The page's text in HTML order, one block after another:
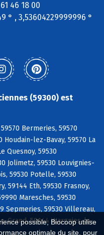
possible, Biocoop utilise
optimale du site, pour
46 18 00
° , 3,53604229999996 °
(59300) est
Bermeries, 59570
Houdain-lez-Bavay, 59570 La
Quesnoy, 59530
Jolimetz, 59530 Louvignies-
59530 Potelle, 59530
59144 Eth, 59530 Frasnoy,
Maresches, 59530
Sepmeries, 59530 Villereau,
Grand, 59144 Wargnies-le-